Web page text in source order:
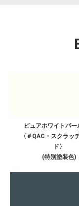
ピュアホワイトパー
〈＃QAC・スクラッ
ド〉
(特別塗装色)